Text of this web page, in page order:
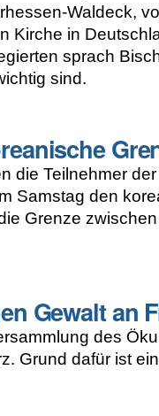
Waldeck,
Kirche in
sprach
sind.
die Teilnehmer
Samstag den
Grenze
Gewalt an
des
Grund dafür ist